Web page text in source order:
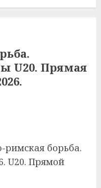
U20. Прямая
римская борьба.
U20. Прямой